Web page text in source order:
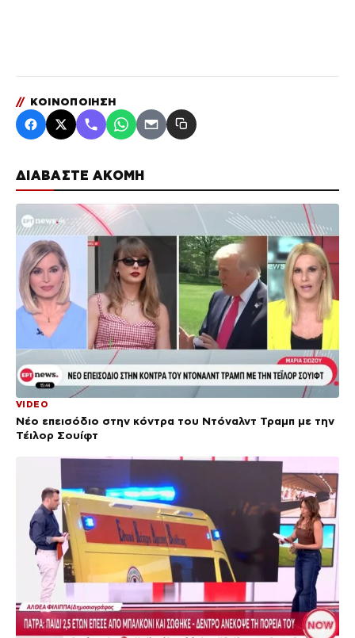
ΔΙΑΒΑΣΤΕ ΑΚΟΜΗ
VIDEO
Νέο επεισόδιο στην κόντρα του Ντόναλντ Τραμπ με την
Τέιλορ Σουίφτ
// ΚΟΙΝΟΠΟΙΗΣΗ